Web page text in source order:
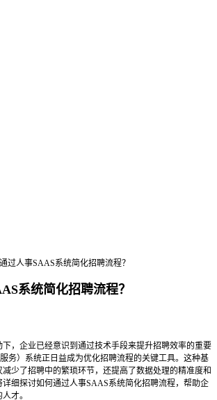
过人事SAAS系统简化招聘流程？
系统简化招聘流程？
，企业已经意识到通过技术手段来提升招聘效率的重要
务）系统正日益成为优化招聘流程的关键工具。这种基
少了招聘中的繁琐环节，还提高了数据处理的精准度和
细探讨如何通过人事SAAS系统简化招聘流程，帮助企
才。